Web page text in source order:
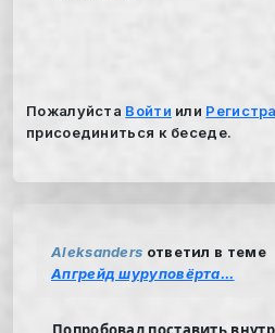
Пожалуйста Войти или
присоединиться к беседе.
Aleksanders ответил в теме
Апгрейд шуруповёрта...